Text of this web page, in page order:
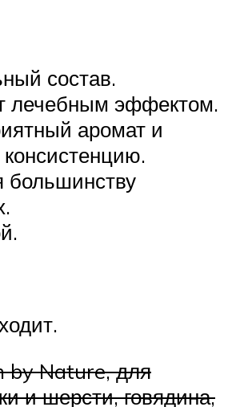
состав.
лечебным эффектом.
аромат и
большинству
by Nature, для
и шерсти, говядина,